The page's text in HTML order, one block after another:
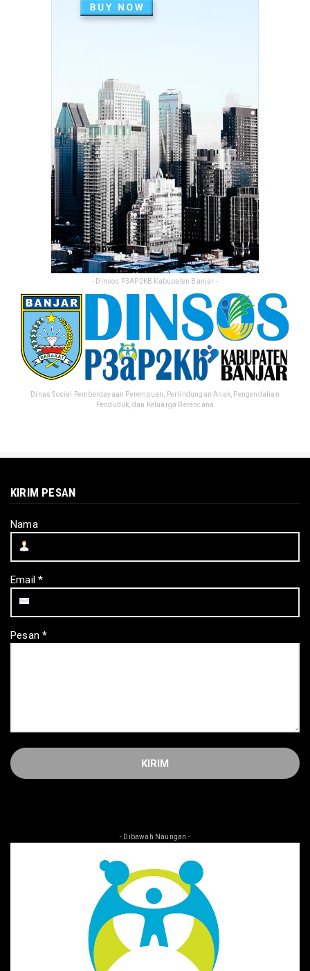
Perkuat Sinergi, Pemkab Banjar Gelar Rakor
TP3S untuk Perta...
- Dinsos P3AP2KB Kabupaten Banjar -
Dinas Sosial Pemberdayaan Perempuan, Perlindungan Anak, Pengendalian
Penduduk, dan Keluarga Berencana
KIRIM PESAN
Nama
Email*
Pesan*
- Dibawah Naungan -